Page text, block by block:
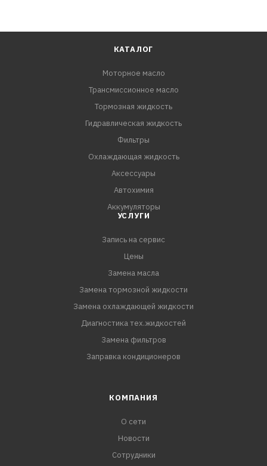
КАТАЛОГ
Моторное масло
Трансмиссионное масло
Тормозная жидкость
Гидравлическая жидкость
Фильтры
Охлаждающая жидкость
Аксессуары
Автохимия
Аккумуляторы
УСЛУГИ
Запись на сервис
Цены
Замена масла
Замена тормозной жидкости
Замена охлаждающей жидкости
Диагностика тех.жидкостей
Замена фильтров
Заправка кондиционеров
КОМПАНИЯ
О сети
Новости
Сотрудники